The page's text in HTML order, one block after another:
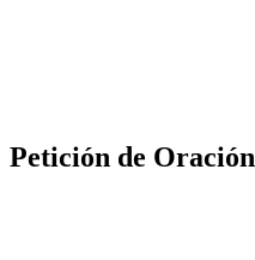
Petición de Oración